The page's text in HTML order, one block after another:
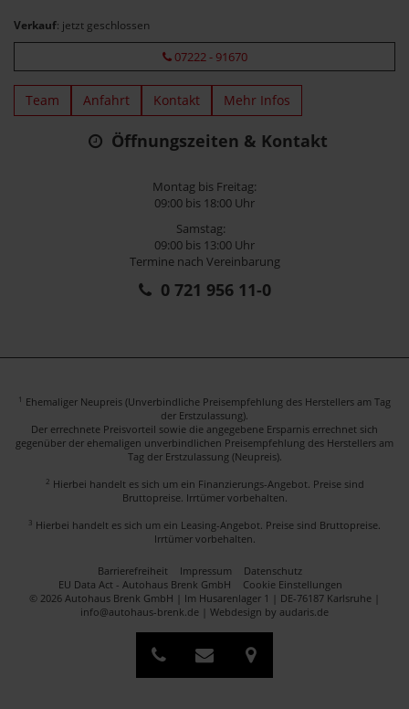
Verkauf: jetzt geschlossen
07222 - 91670
Team Anfahrt Kontakt Mehr Infos
Öffnungszeiten & Kontakt
Montag bis Freitag:
09:00 bis 18:00 Uhr
Samstag:
09:00 bis 13:00 Uhr
Termine nach Vereinbarung
0 721 956 11-0
1 Ehemaliger Neupreis (Unverbindliche Preisempfehlung des Herstellers am Tag
der Erstzulassung).
Der errechnete Preisvorteil sowie die angegebene Ersparnis errechnet sich
gegenüber der ehemaligen unverbindlichen Preisempfehlung des Herstellers am
Tag der Erstzulassung (Neupreis).
2 Hierbei handelt es sich um ein Finanzierungs-Angebot. Preise sind
Bruttopreise. Irrtümer vorbehalten.
3 Hierbei handelt es sich um ein Leasing-Angebot. Preise sind Bruttopreise.
Irrtümer vorbehalten.
Barrierefreiheit Impressum
Datenschutz
EU Data Act - Autohaus Brenk GmbH
Cookie Einstellungen
© 2026 Autohaus Brenk GmbH | Im Husarenlager 1 | DE-76187 Karlsruhe |
info@autohaus-brenk.de | Webdesign by audaris.de